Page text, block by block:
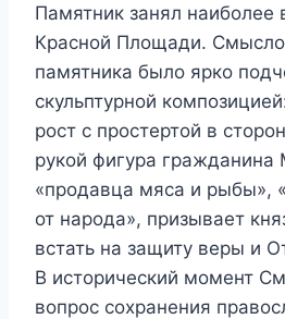
Памятник занял наиболее
Красной Площади.
памятника было ярко
скульптурной
рост с простертой в
рукой фигура гражданина
«продавца мяса и рыбы»,
от народа», призывает
встать на защиту веры и
В исторический момент
вопрос сохранения